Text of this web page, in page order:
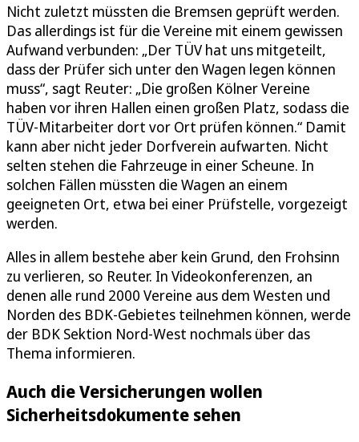
Nicht zuletzt müssten die Bremsen geprüft werden.
Das allerdings ist für die Vereine mit einem gewissen
Aufwand verbunden: „Der TÜV hat uns mitgeteilt,
dass der Prüfer sich unter den Wagen legen können
muss“, sagt Reuter: „Die großen Kölner Vereine
haben vor ihren Hallen einen großen Platz, sodass die
TÜV-Mitarbeiter dort vor Ort prüfen können.“ Damit
kann aber nicht jeder Dorfverein aufwarten. Nicht
selten stehen die Fahrzeuge in einer Scheune. In
solchen Fällen müssten die Wagen an einem
geeigneten Ort, etwa bei einer Prüfstelle, vorgezeigt
werden.
Alles in allem bestehe aber kein Grund, den Frohsinn
zu verlieren, so Reuter. In Videokonferenzen, an
denen alle rund 2000 Vereine aus dem Westen und
Norden des BDK-Gebietes teilnehmen können, werde
der BDK Sektion Nord-West nochmals über das
Thema informieren.
Auch die Versicherungen wollen
Sicherheitsdokumente sehen